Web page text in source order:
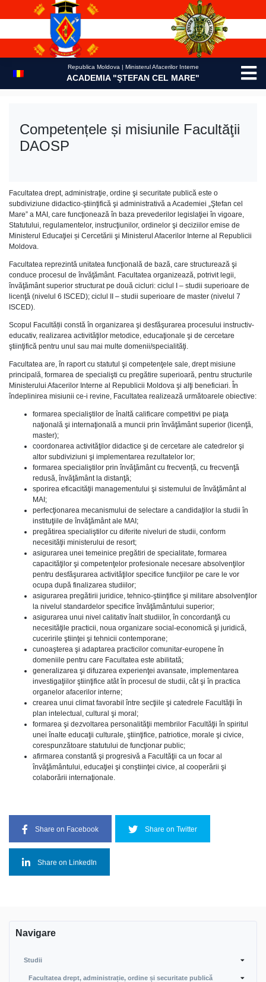
Republica Moldova | Ministerul Afacerilor Interne
ACADEMIA "ŞTEFAN CEL MARE"
Competențele și misiunile Facultăţii
DAOSP
Facultatea drept, administraţie, ordine şi securitate publică este o
subdiviziune didactico-ştiinţifică şi administrativă a Academiei „Ştefan cel
Mare” a MAI, care funcţionează în baza prevederilor legislaţiei în vigoare,
Statutului, regulamentelor, instrucţiunilor, ordinelor şi deciziilor emise de
Ministerul Educaţiei și Cercetării şi Ministerul Afacerilor Interne al Republicii
Moldova.
Facultatea reprezintă unitatea funcţională de bază, care structurează şi
conduce procesul de învăţământ. Facultatea organizează, potrivit legii,
învăţământ superior structurat pe două cicluri: ciclul I – studii superioare de
licenţă (nivelul 6 ISCED); ciclul II – studii superioare de master (nivelul 7
ISCED).
Scopul Facultății constă în organizarea şi desfăşurarea procesului instructiv-
educativ, realizarea activităţilor metodice, educaţionale şi de cercetare
ştiinţifică pentru unul sau mai multe domenii/specialităţi.
Facultatea are, în raport cu statutul şi competenţele sale, drept misiune
principală, formarea de specialişti cu pregătire superioară, pentru structurile
Ministerului Afacerilor Interne al Republicii Moldova şi alţi beneficiari. În
îndeplinirea misiunii ce-i revine, Facultatea realizează următoarele obiective:
formarea specialiştilor de înaltă calificare competitivi pe piaţa
naţională şi internaţională a muncii prin învăţământ superior (licenţă,
master);
coordonarea activităţilor didactice şi de cercetare ale catedrelor şi
altor subdiviziuni şi implementarea rezultatelor lor;
formarea specialiştilor prin învăţământ cu frecvență, cu frecvenţă
redusă, învăţământ la distanţă;
sporirea eficacităţii managementului şi sistemului de învăţământ al
MAI;
perfecţionarea mecanismului de selectare a candidaţilor la studii în
instituţiile de învăţământ ale MAI;
pregătirea specialiştilor cu diferite niveluri de studii, conform
necesităţii ministerului de resort;
asigurarea unei temeinice pregătiri de specialitate, formarea
capacităţilor şi competenţelor profesionale necesare absolvenţilor
pentru desfăşurarea activităţilor specifice funcţiilor pe care le vor
ocupa după finalizarea studiilor;
asigurarea pregătirii juridice, tehnico-ştiinţifice şi militare absolvenţilor
la nivelul standardelor specifice învăţământului superior;
asigurarea unui nivel calitativ înalt studiilor, în concordanţă cu
necesităţile practicii, noua organizare social-economică şi juridică,
cuceririle ştiinţei şi tehnicii contemporane;
cunoaşterea şi adaptarea practicilor comunitar-europene în
domeniile pentru care Facultatea este abilitată;
generalizarea şi difuzarea experienţei avansate, implementarea
investigaţiilor ştiinţifice atât în procesul de studii, cât şi în practica
organelor afacerilor interne;
crearea unui climat favorabil între secţiile şi catedrele Facultăţii în
plan intelectual, cultural şi moral;
formarea şi dezvoltarea personalităţii membrilor Facultăţii în spiritul
unei înalte educaţii culturale, ştiinţifice, patriotice, morale şi civice,
corespunzătoare statutului de funcţionar public;
afirmarea constantă şi progresivă a Facultăţii ca un focar al
învăţământului, educaţiei şi conştiinţei civice, al cooperării şi
colaborării internaţionale.
Share on Facebook Share on Twitter
Share on LinkedIn
Navigare
Studii
Facultatea drept, administrație, ordine și securitate publică